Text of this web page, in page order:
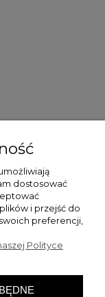
dostosować
i przejść do
preferencji,
Polityce